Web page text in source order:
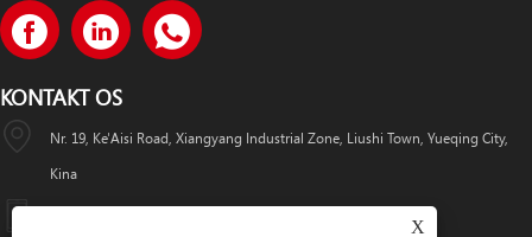
KONTAKT OS
Nr. 19, Ke'Aisi Road, Xiangyang Industrial Zone, Liushi Town, Yueqing City,
Kina
X